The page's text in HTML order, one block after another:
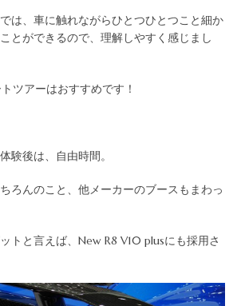
は、車に触れながらひとつひとつこと細か
とができるので、理解しやすく感じまし
ツアーはおすすめです！
験後は、自由時間。
ろんのこと、他メーカーのブースもまわっ
トと言えば、New R8 V10 plusにも採用さ